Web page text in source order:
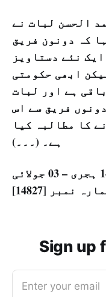
الحسن لبات نے
کہ دونون فریق
نئے دستاویز
ابھی حکومتی
ہے اور لبات
فریق سے اس
کا مطالبہ کیا
ہے۔ (۔۔۔)
بدھ 30 شوال المکرم 1440 ہجری – 03 جولائی
Sign up
Enter your email